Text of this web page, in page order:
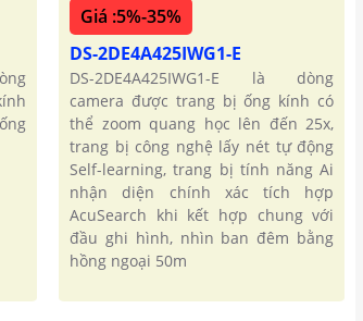
Giá :5%-35%
DS-2DE4A425IWG1-E
DS-2DE4A425IWG1-E là dòng
camera được trang bị ống kính có
thể zoom quang học lên đến 25x,
trang bị công nghệ lấy nét tự động
Self-learning, trang bị tính năng Ai
nhận diện chính xác tích hợp
AcuSearch khi kết hợp chung với
đầu ghi hình, nhìn ban đêm bằng
hồng ngoại 50m